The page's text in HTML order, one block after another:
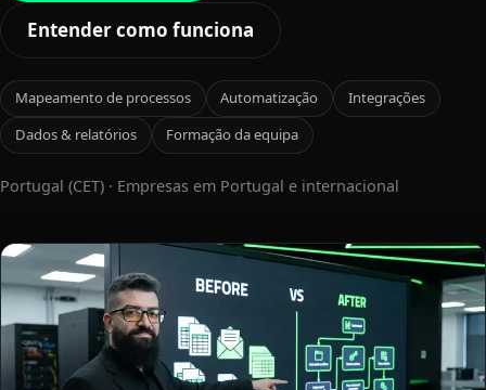
Entender como funciona
Mapeamento de processos Automatização
Integrações
Dados & relatórios
Formação da equipa
Portugal (CET) · Empresas em Portugal e internacional